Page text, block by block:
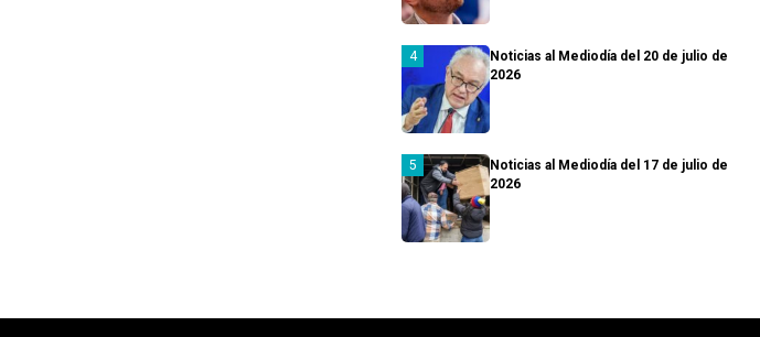
Noticias al Mediodía del 20 de julio de
2026
Noticias al Mediodía del 17 de julio de
2026